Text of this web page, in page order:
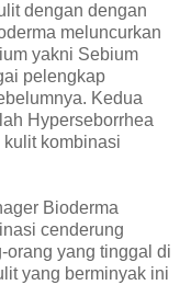
dengan dengan
meluncurkan
yakni Sebium
pelengkap
Kedua
Hyperseborrhea
kombinasi
Bioderma
cenderung
orang yang tinggal di
yang berminyak ini